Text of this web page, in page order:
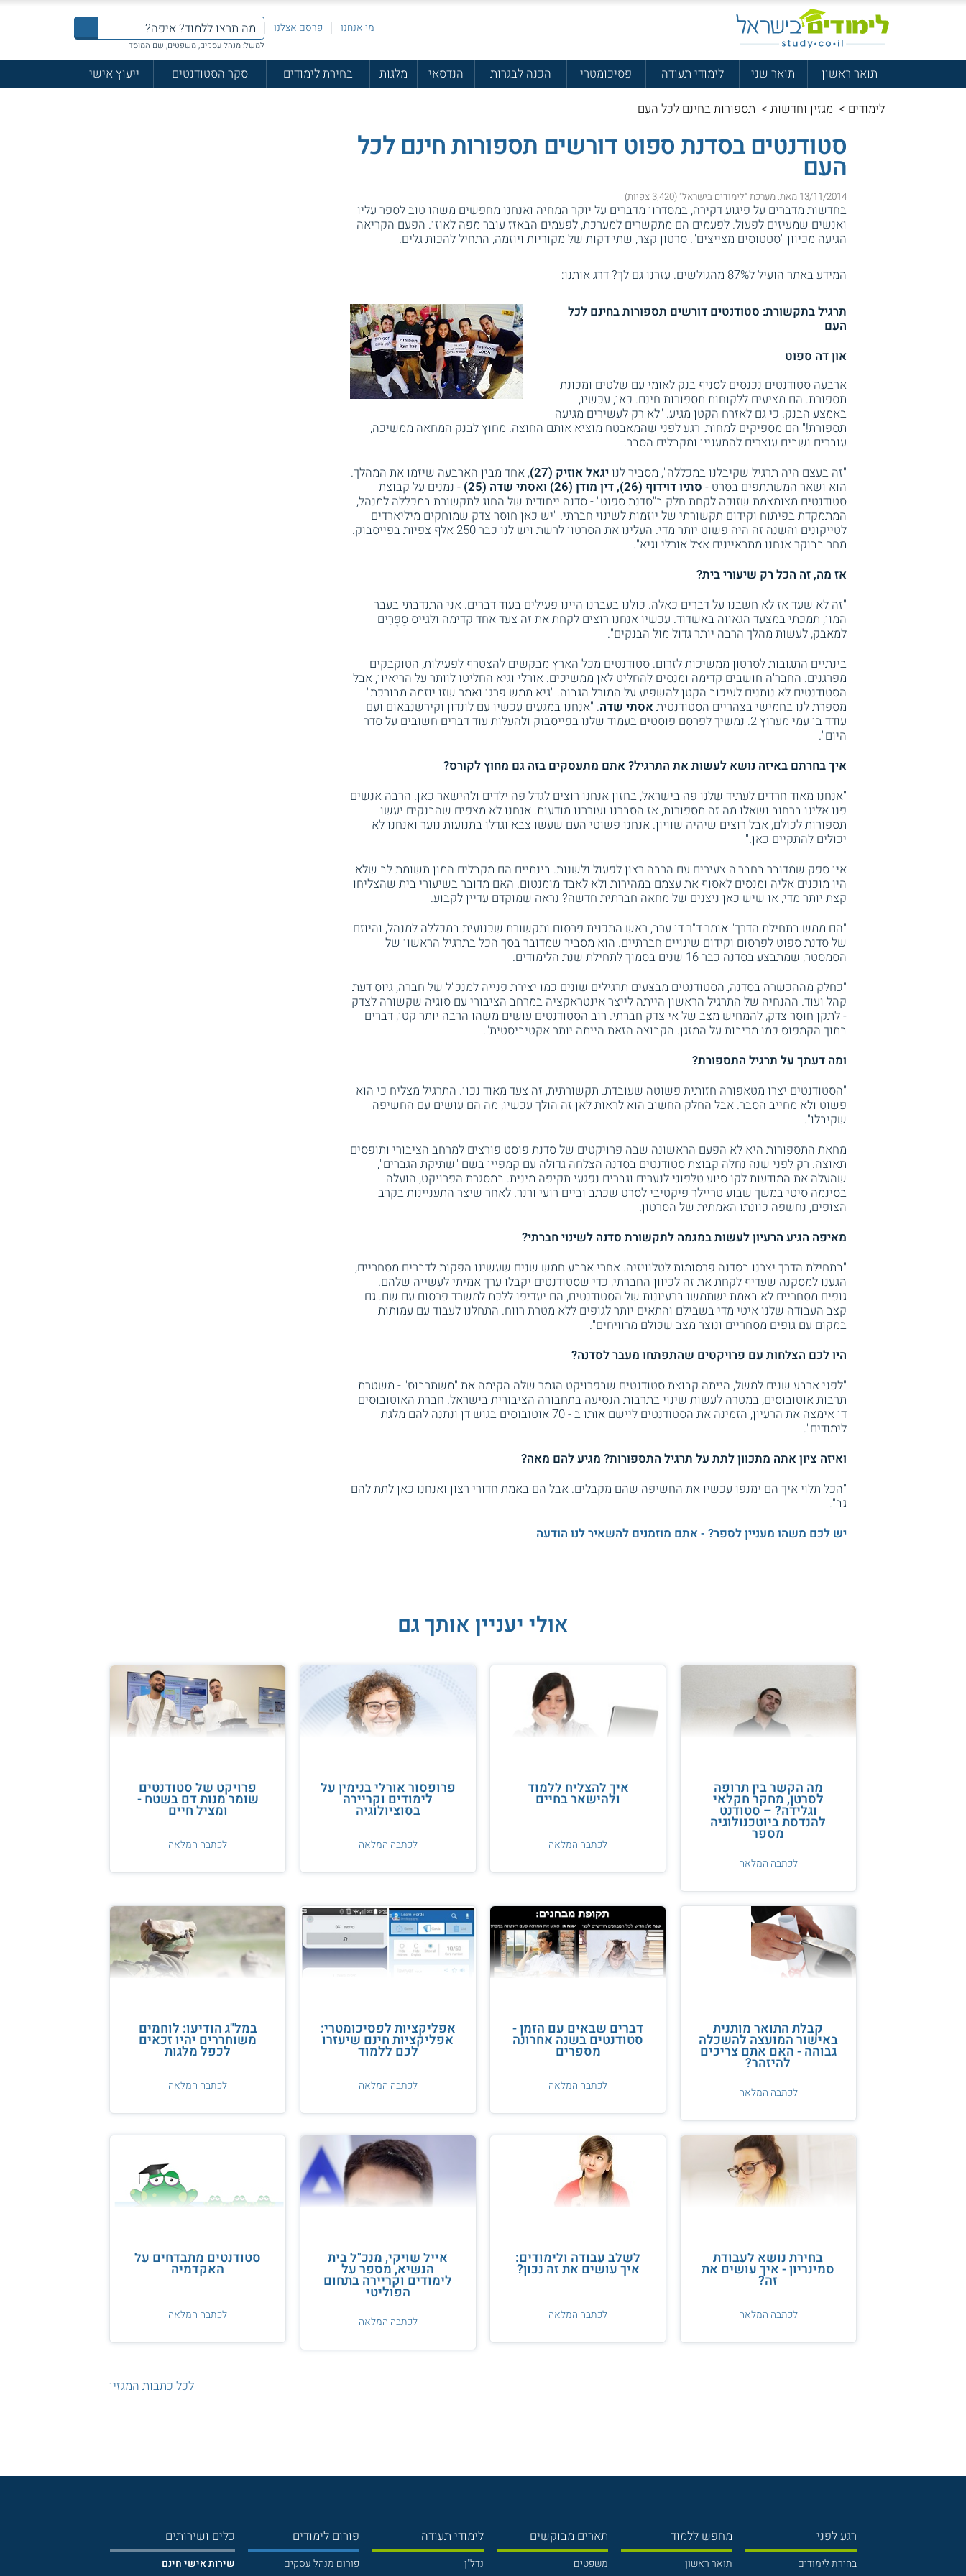
מי אנחנו פרסם אצלנו
למשל: מנהל עסקים, משפטים, שם המוסד
תואר ראשון תואר שני לימודי תעודה פסיכומטרי הכנה לבגרות הנדסאי מלגות בחירת לימודים סקר הסטודנטים
ייעוץ אישי
לימודים > מגזין וחדשות > תספורות בחינם לכל העם
סטודנטים בסדנת ספוט דורשים תספורות חינם לכל
העם
13/11/2014 מאת: מערכת "לימודים בישראל" (3,420 צפיות)
בחדשות מדברים על פיגוע דקירה, במסדרון מדברים על יוקר המחיה ואנחנו מחפשים משהו טוב לספר עליו
ואנשים שמעיזים לפעול. לפעמים הם מתקשרים למערכת, לפעמים הבאזז עובר מפה לאוזן. הפעם הקריאה
הגיעה מכיוון "סטטוסים מצייצים". סרטון קצר, שתי דקות של מקוריות ויוזמה, התחיל להכות גלים.
המידע באתר הועיל ל87% מהגולשים.
עזרנו גם לך? דרג אותנו:
תרגיל בתקשורת: סטודנטים דורשים תספורות בחינם לכל
העם
און דה ספוט
ארבעה סטודנטים נכנסים לסניף בנק לאומי עם שלטים ומכונת
תספורת. הם מציעים ללקוחות תספורות חינם. כאן, עכשיו,
באמצע הבנק. כי גם לאזרח הקטן מגיע. "לא רק לעשירים מגיעה
תספורת!" הם מספיקים למחות, רגע לפני שהמאבטח מוציא אותם החוצה. מחוץ לבנק המחאה ממשיכה,
עוברים ושבים עוצרים להתעניין ומקבלים הסבר.
"זה בעצם היה תרגיל שקיבלנו במכללה", מסביר לנויגאל אוזיק (27)
, אחד מבין הארבעה שיזמו את המהלך.
הוא ושאר המשתתפים בסרט - סתיו דוידוף (26), דין מודן (26) ואסתי שדה (25)
- נמנים על קבוצת
סטודנטים מצומצמת שזוכה לקחת חלק ב"סדנת ספוט" - סדנה ייחודית של החוג לתקשורת במכללה למנהל,
המתמקדת בפיתוח וקידום תקשורתי של יוזמות לשינוי חברתי. "יש כאן חוסר צדק שמוחקים מיליארדים
לטייקונים והשנה זה היה פשוט יותר מדי. העלינו את הסרטון לרשת ויש לנו כבר 250 אלף צפיות בפייסבוק.
מחר בבוקר אנחנו מתראיינים אצל אורלי וגיא".
אז מה, זה הכל רק שיעורי בית?
"זה לא שעד אז לא חשבנו על דברים כאלה. כולנו בעברנו היינו פעילים בעוד דברים. אני התנדבתי בעבר
המון, תמכתי במצעד הגאווה באשדוד. עכשיו אנחנו רוצים לקחת את זה צעד אחד קדימה ולגייס סַפָּרִים
למאבק, לעשות מהלך הרבה יותר גדול מול הבנקים".
בינתיים התגובות לסרטון ממשיכות לזרום. סטודנטים מכל הארץ מבקשים להצטרף לפעילות, הטוקבקים
מפרגנים. החבר'ה חושבים קדימה ומנסים להחליט לאן ממשיכים. אורלי וגיא החליטו לוותר על הריאיון, אבל
הסטודנטים לא נותנים לעיכוב הקטן להשפיע על המורל הגבוה. "גיא ממש פרגן ואמר שזו יוזמה מבורכת"
מספרת לנו בחמישי בצהריים הסטודנטיתאסתי שדה. "אנחנו במגעים עכשיו עם לונדון וקירשנבאום ועם
עודד בן עמי מערוץ 2. נמשיך לפרסם פוסטים בעמוד שלנו בפייסבוק ולהעלות עוד דברים חשובים על סדר
היום".
איך בחרתם באיזה נושא לעשות את התרגיל? אתם מתעסקים בזה גם מחוץ לקורס?
"אנחנו מאוד חרדים לעתיד שלנו פה בישראל, בחזון אנחנו רוצים לגדל פה ילדים ולהישאר כאן. הרבה אנשים
פנו אלינו ברחוב ושאלו מה זה תספורות, אז הסברנו ועוררנו מודעות. אנחנו לא מצפים שהבנקים יעשו
תספורות לכולם, אבל רוצים שיהיה שוויון. אנחנו פשוטי העם שעשו צבא וגדלו בתנועות נוער ואנחנו לא
יכולים להתקיים כאן."
אין ספק שמדובר בחבר'ה צעירים עם הרבה רצון לפעול ולשנות. בינתיים הם מקבלים המון תשומת לב שלא
היו מוכנים אליה ומנסים לאסוף את עצמם במהירות ולא לאבד מומנטום. האם מדובר בשיעורי בית שהצליחו
קצת יותר מדי, או שיש כאן ניצנים של מחאה חברתית חדשה? נראה שמוקדם עדיין לקבוע.
"הם ממש בתחילת הדרך" אומר ד"ר דן ערב, ראש התכנית פרסום ותקשורת שכנועית במכללה למנהל, והיוזם
של סדנת ספוט לפרסום וקידום שינויים חברתיים. הוא מסביר שמדובר בסך הכל בתרגיל הראשון של
הסמסטר, שמתבצע בסדנה כבר 16 שנים בסמוך לתחילת שנת הלימודים.
"כחלק מההכשרה בסדנה, הסטודנטים מבצעים תרגילים שונים כמו יצירת פנייה למנכ"ל של חברה, גיוס דעת
קהל ועוד. ההנחיה של התרגיל הראשון הייתה לייצר אינטראקציה במרחב הציבורי עם סוגיה שקשורה לצדק
- לתקן חוסר צדק, להמחיש מצב של אי צדק חברתי. רוב הסטודנטים עושים משהו הרבה יותר קטן, דברים
בתוך הקמפוס כמו מריבות על המזגן. הקבוצה הזאת הייתה יותר אקטיביסטית".
ומה דעתך על תרגיל התספורת?
"הסטודנטים יצרו מטאפורה חזותית פשוטה שעובדת. תקשורתית, זה צעד מאוד נכון. התרגיל מצליח כי הוא
פשוט ולא מחייב הסבר. אבל החלק החשוב הוא לראות לאן זה הולך עכשיו, מה הם עושים עם החשיפה
שקיבלו".
מחאת התספורות היא לא הפעם הראשונה שבה פרויקטים של סדנת פוסט פורצים למרחב הציבורי ותופסים
תאוצה. רק לפני שנה נחלה קבוצת סטודנטים בסדנה הצלחה גדולה עם קמפיין בשם "שתיקת הגברים",
שהעלה את המודעות לקו סיוע טלפוני לנערים וגברים נפגעי תקיפה מינית. במסגרת הפרויקט, הועלה
בסינמה סיטי במשך שבוע טריילר פיקטיבי לסרט שכתב וביים רועי ורנר. לאחר שיצר התעניינות בקרב
הצופים, נחשפה כוונתו האמתית של הסרטון.
מאיפה הגיע הרעיון לעשות במגמה לתקשורת סדנה לשינוי חברתי?
"בתחילת הדרך יצרנו בסדנה פרסומות לטלוויזיה. אחרי ארבע חמש שנים שעשינו הפקות לדברים מסחריים,
הגענו למסקנה שעדיף לקחת את זה לכיוון החברתי, כדי שסטודנטים יקבלו ערך אמיתי לעשייה שלהם.
גופים מסחריים לא באמת ישתמשו ברעיונות של הסטודנטים, הם יעדיפו ללכת למשרד פרסום עם שם. גם
קצב העבודה שלנו איטי מדי בשבילם והתאים יותר לגופים ללא מטרת רווח. התחלנו לעבוד עם עמותות
במקום עם גופים מסחריים ונוצר מצב שכולם מרוויחים".
היו לכם הצלחות עם פרויקטים שהתפתחו מעבר לסדנה?
"לפני ארבע שנים למשל, הייתה קבוצת סטודנטים שבפרויקט הגמר שלה הקימה את "משתרבוס" - משטרת
תרבות אוטובוסים, במטרה לעשות שינוי בתרבות הנסיעה בתחבורה הציבורית בישראל. חברת האוטובוסים
דן אימצה את הרעיון, הזמינה את הסטודנטים ליישם אותו ב - 70 אוטובוסים בגוש דן ונתנה להם מלגת
לימודים".
ואיזה ציון אתה מתכוון לתת על תרגיל התספורות? מגיע להם מאה?
"הכל תלוי איך הם ימנפו עכשיו את החשיפה שהם מקבלים. אבל הם באמת חדורי רצון ואנחנו כאן לתת להם
גב".
יש לכם משהו מעניין לספר? - אתם מוזמנים להשאיר לנו הודעה
אולי יעניין אותך גם
מה הקשר בין תרופה
לסרטן, מחקר חקלאי
וגלידה? – סטודנט
להנדסת ביוטכנולוגיה
מספר
לכתבה המלאה
איך להצליח ללמוד
ולהישאר בחיים
לכתבה המלאה
פרופסור אורלי בנימין על
לימודים וקריירה
בסוציולוגיה
לכתבה המלאה
פרויקט של סטודנטים
שומר מנות דם בשטח -
ומציל חיים
לכתבה המלאה
קבלת התואר מותנית
באישור המועצה להשכלה
גבוהה - האם אתם צריכים
להיזהר?
לכתבה המלאה
דברים שבאים עם הזמן -
סטודנטים בשנה אחרונה
מספרים
לכתבה המלאה
אפליקציות לפסיכומטרי:
אפליקציות חינם שיעזרו
לכם ללמוד
לכתבה המלאה
במל"ג הודיעו: לוחמים
משוחררים יהיו זכאים
לכפל מלגות
לכתבה המלאה
בחירת נושא לעבודת
סמינריון - איך עושים את
זה?
לכתבה המלאה
לשלב עבודה ולימודים:
איך עושים את זה נכון?
לכתבה המלאה
אייל שויקי, מנכ"ל בית
הנשיא, מספר על
לימודים וקריירה בתחום
הפוליטי
לכתבה המלאה
סטודנטים מתבדחים על
האקדמיה
לכתבה המלאה
לכל כתבות המגזין
רגע לפני
בחירת לימודים
מחפש ללמוד
תואר ראשון
תארים מבוקשים
משפטים
לימודי תעודה
נדל"ן
פורום לימודים
פורום מנהל עסקים
כלים ושירותים
שירות אישי חינם